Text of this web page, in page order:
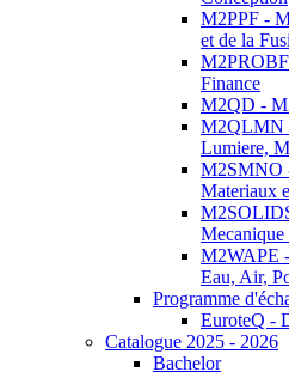
M2PPF -
et de la
Finance
M2QD -
M2QLMN
Lumiere,
M2SMNO
Materiaux
Mecanique
M2WAPE
Eau, Air,
Programme
EuroteQ -
Catalogue 2025 - 2026
Bachelor